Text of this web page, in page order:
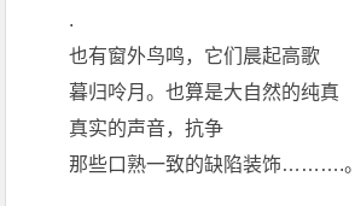
.
也有窗外鸟鸣，它们晨起高歌
暮归呤月。也算是大自然的纯真
真实的声音，抗争
那些口熟一致的缺陷装饰……….。